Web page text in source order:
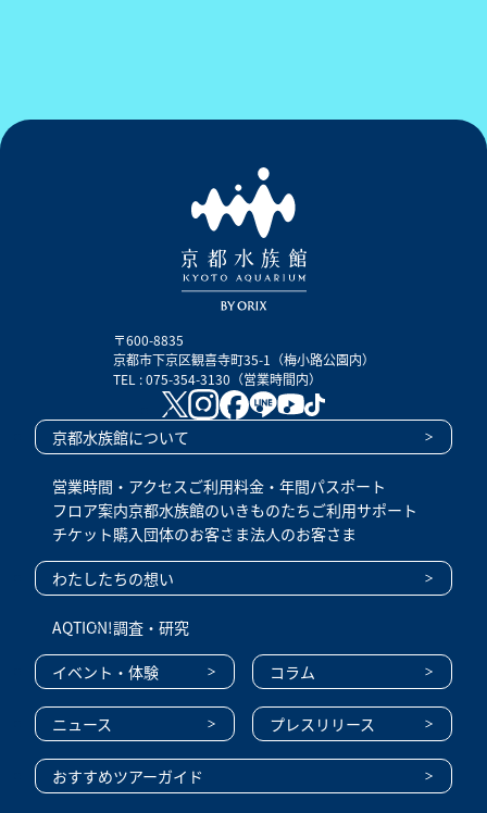
〒600-8835
京都市下京区観喜寺町35-1（梅小路公園内）
TEL : 075-354-3130（営業時間内）
京都水族館について
営業時間・アクセスご利用料金・年間パスポート
フロア案内京都水族館のいきものたち ご利用サポート
チケット購入団体のお客さま法人のお客さま
わたしたちの想い
AQTION!調査・研究
イベント・体験 コラム
ニュース プレスリリース
おすすめツアーガイド